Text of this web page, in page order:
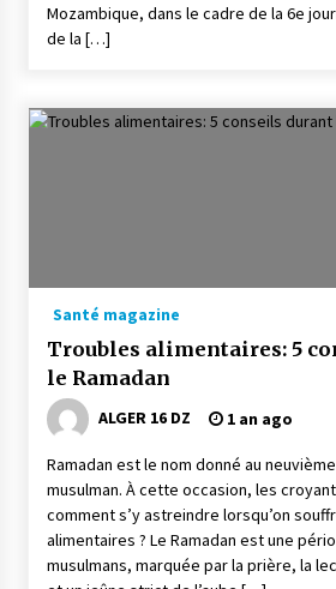
Mozambique, dans le cadre de la 6e
de la […]
Santé magazine
Troubles alimentaires: 5
le Ramadan
ALGER 16 DZ 1 an ago
Ramadan est le nom donné au
musulman. À cette occasion, les
comment s’y astreindre lorsqu’on
alimentaires ? Le Ramadan est une
musulmans, marquée par la prière, la